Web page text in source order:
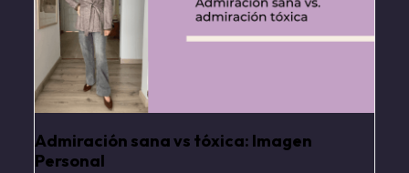
Admiración sana vs tóxica: Imagen
Personal